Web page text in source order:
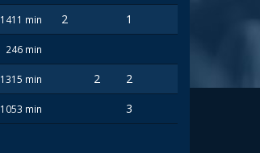
1411 min 2
1
246 min
1315 min 2
2
1053 min
3